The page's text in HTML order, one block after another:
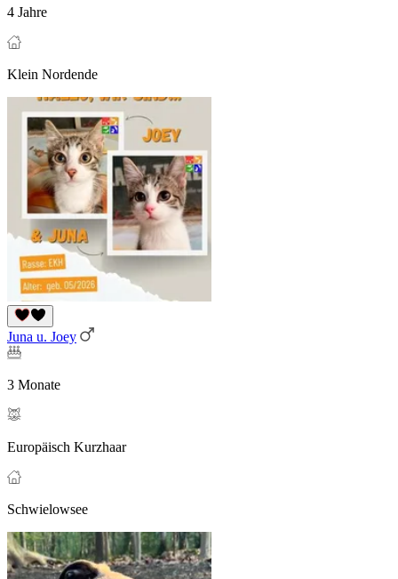
4 Jahre
Klein Nordende
Juna u. Joey
3 Monate
Europäisch Kurzhaar
Schwielowsee